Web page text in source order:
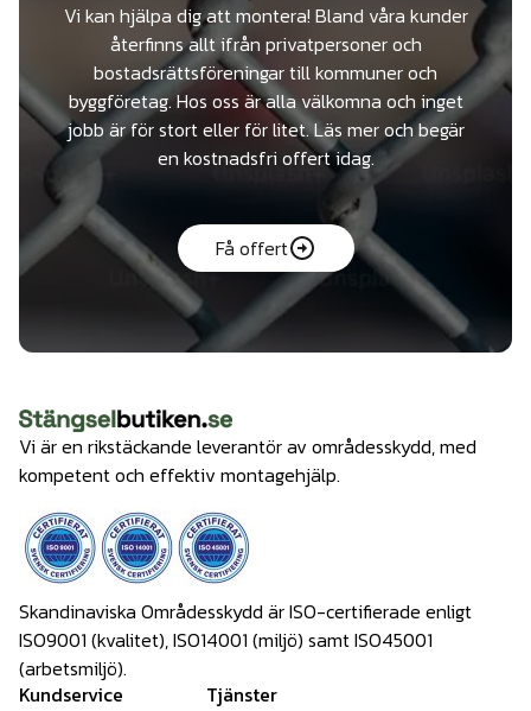
Vi kan hjälpa dig att montera! Bland våra kunder
återfinns allt ifrån privatpersoner och
bostadsrättsföreningar till kommuner och
byggföretag. Hos oss är alla välkomna och inget
jobb är för stort eller för litet. Läs mer och begär
en kostnadsfri offert idag.
Få offert
Vi är en rikstäckande leverantör av områdesskydd, med
kompetent och effektiv montagehjälp.
Skandinaviska Områdesskydd är ISO-certifierade enligt
ISO9001 (kvalitet), ISO14001 (miljö) samt ISO45001
(arbetsmiljö).
Kundservice
Tjänster